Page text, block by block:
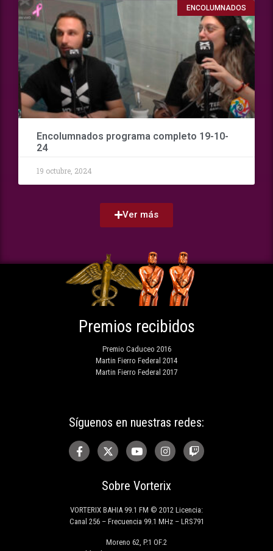
ENCOLUMNADOS
Encolumnados programa completo 19-10-
24
19 octubre, 2024
Ver más
Sobre Vorterix
VORTERIX BAHIA 99.1 FM © 2012 Licencia:
Canal 256 – Frecuencia 99.1 MHz – LRS791
Moreno 62, P.1 OF.2
Síguenos en nuestras redes:
Premios recibidos
Premio Caduceo 2016
Martin Fierro Federal 2014
Martin Fierro Federal 2017